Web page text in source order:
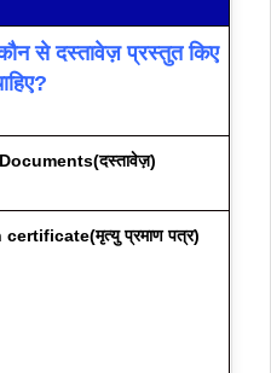
से दस्तावेज़ प्रस्तुत किए
Documents(दस्तावेज़)
certificate(मृत्यु प्रमाण पत्र)